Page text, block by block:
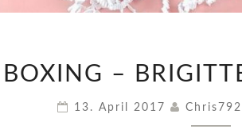
–
13. April 2017